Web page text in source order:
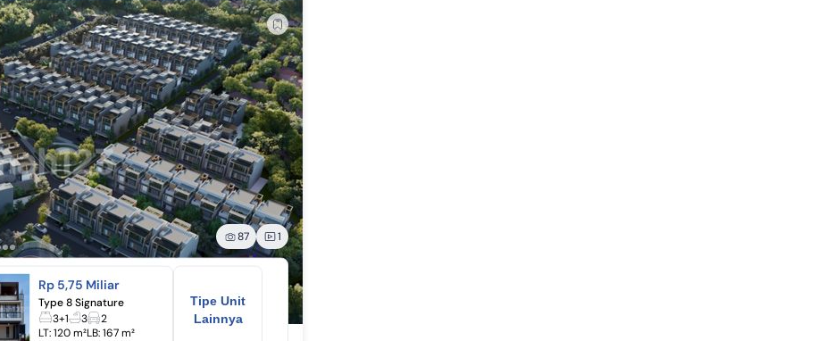
87 1
Rp 5,75 Miliar
Type 8 Signature
3+1
3
2
LT:120 m²LB:167 m²
Tipe Unit
Lainnya